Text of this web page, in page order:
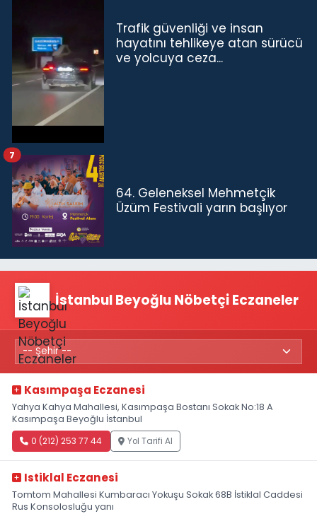
Trafik güvenliği ve insan
hayatını tehlikeye atan sürücü
ve yolcuya ceza...
64. Geleneksel Mehmetçik
Üzüm Festivali yarın başlıyor
7
İstanbul Beyoğlu Nöbetçi Eczaneler
Kasımpaşa Eczanesi
Yahya Kahya Mahallesi, Kasımpaşa Bostanı Sokak No:18 A
Kasımpaşa Beyoğlu İstanbul
0 (212) 253 77 44 Yol Tarifi Al
Istiklal Eczanesi
Tomtom Mahallesi Kumbaracı Yokuşu Sokak 68B İstiklal Caddesi
Rus Konsolosluğu yanı